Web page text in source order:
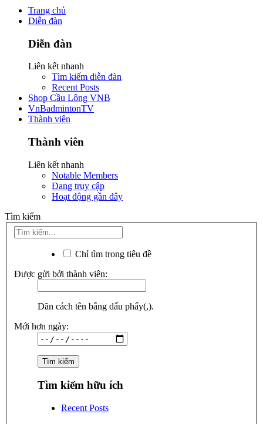
Trang chủ
Diễn đàn
Diễn đàn
Liên kết nhanh
Tìm kiếm diễn đàn
Recent Posts
Shop Cầu Lông VNB
VnBadmintonTV
Thành viên
Thành viên
Liên kết nhanh
Notable Members
Đang truy cập
Hoạt động gần đây
Tìm kiếm
Chỉ tìm trong tiêu đề
Được gửi bởi thành viên:
Dãn cách tên bằng dấu phẩy(,).
Mới hơn ngày:
Tìm kiếm hữu ích
Recent Posts